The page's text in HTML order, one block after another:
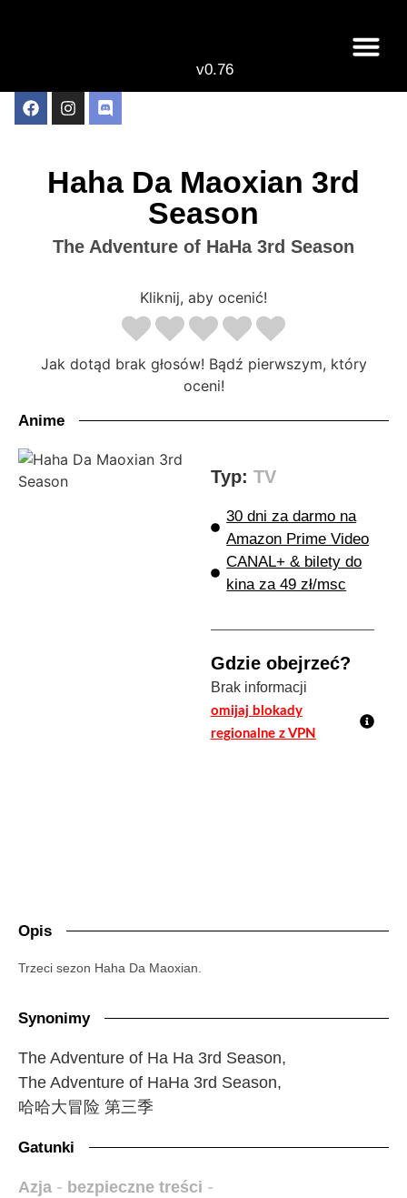
v0.76
Haha Da Maoxian 3rd
Season
The Adventure of HaHa 3rd Season
Kliknij, aby ocenić!
Jak dotąd brak głosów! Bądź pierwszym, który
oceni!
Anime
Typ: TV
30 dni za darmo na
Amazon Prime Video
CANAL+ & bilety do
kina za 49 zł/msc
Gdzie obejrzeć?
Brak informacji
omijaj blokady
regionalne z VPN
Opis
Trzeci sezon Haha Da Maoxian.
Synonimy
The Adventure of Ha Ha 3rd Season,
The Adventure of HaHa 3rd Season,
哈哈大冒险 第三季
Gatunki
Azja - bezpieczne treści -